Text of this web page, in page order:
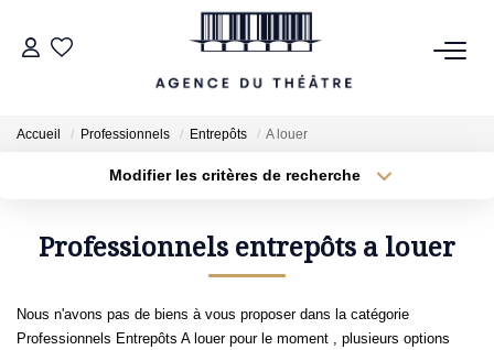
LOCATIONS
ESTIMATION
NOTRE AGENCE
Accueil Professionnels Entrepôts A louer
Modifier les critères de recherche
Type de transaction Localisation
Surface min
Budget max Plus de critères
Professionnels entrepôts a louer
Nous n'avons pas de biens à vous proposer dans la catégorie
Professionnels Entrepôts A louer pour le moment , plusieurs options